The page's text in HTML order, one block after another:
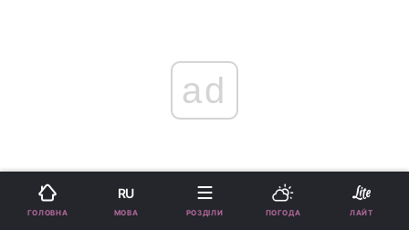
ad
Серед усіх знаків Зодіаку умовно можна
ГОЛОВНА
RU
МОВА РОЗДІЛИ ПОГОДА ЛАЙТ